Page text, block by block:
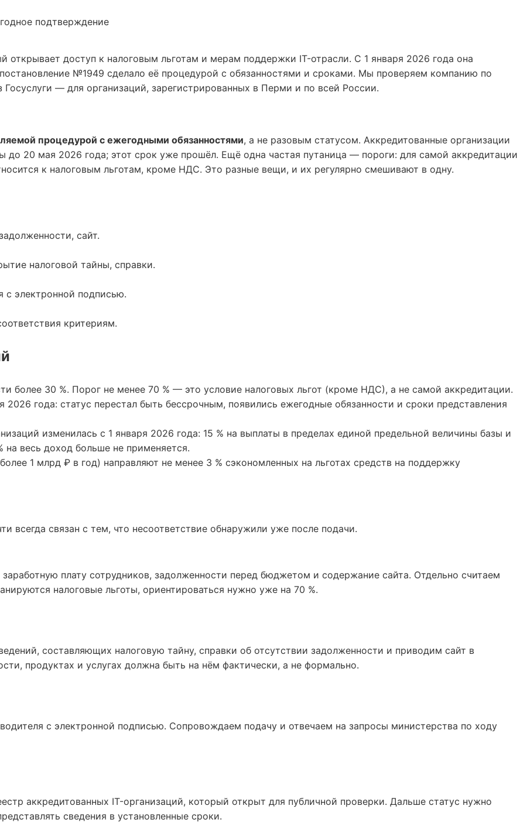
подтверждение
доступ к налоговым льготам и мерам поддержки IT-отрасли. С 1 января 2026 года она
№1949 сделало её процедурой с обязанностями и сроками. Мы проверяем компанию по
— для организаций, зарегистрированных в Перми и по всей России.
процедурой с ежегодными обязанностями, а не разовым статусом. Аккредитованные организации
20 мая 2026 года; этот срок уже прошёл. Ещё одна частая путаница — пороги: для самой аккредитации
к налоговым льготам, кроме НДС. Это разные вещи, и их регулярно смешивают в одну.
сайт.
налоговой тайны, справки.
с электронной подписью.
критериям.
более 30 %. Порог не менее 70 % — это условие налоговых льгот (кроме НДС), а не самой аккредитации.
2026 года: статус перестал быть бессрочным, появились ежегодные обязанности и сроки представления
изменилась с 1 января 2026 года: 15 % на выплаты в пределах единой предельной величины базы и
на весь доход больше не применяется.
1 млрд ₽ в год) направляют не менее 3 % сэкономленных на льготах средств на поддержку
всегда связан с тем, что несоответствие обнаружили уже после подачи.
плату сотрудников, задолженности перед бюджетом и содержание сайта. Отдельно считаем
налоговые льготы, ориентироваться нужно уже на 70 %.
составляющих налоговую тайну, справки об отсутствии задолженности и приводим сайт в
продуктах и услугах должна быть на нём фактически, а не формально.
с электронной подписью. Сопровождаем подачу и отвечаем на запросы министерства по ходу
аккредитованных IT-организаций, который открыт для публичной проверки. Дальше статус нужно
сведения в установленные сроки.